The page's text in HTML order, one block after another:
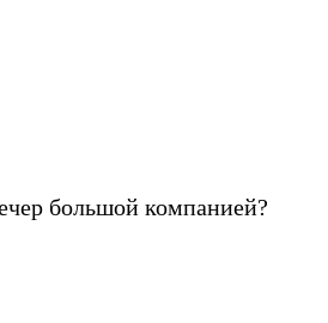
большой компанией?